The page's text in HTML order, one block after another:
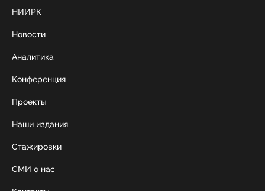
НИИРК
Новости
Аналитика
Конференция
Проекты
Наши издания
Стажировки
СМИ о нас